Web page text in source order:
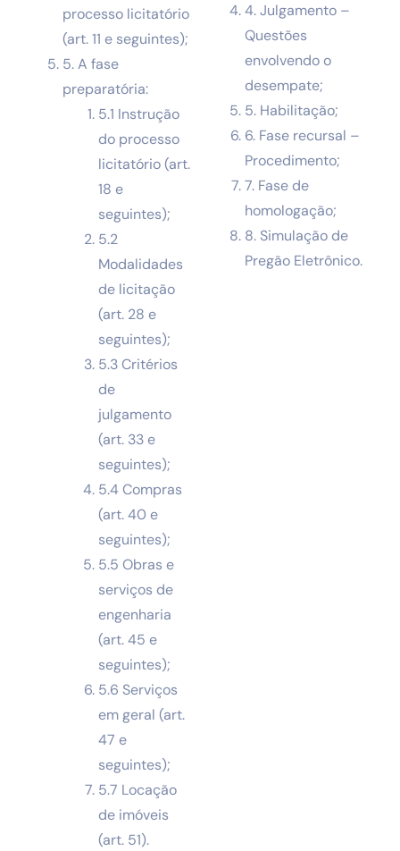
processo licitatório
(art. 11 e seguintes);
5. A fase
preparatória:
5.1 Instrução
do processo
licitatório (art.
18 e
seguintes);
5.2
Modalidades
de licitação
(art. 28 e
seguintes);
5.3 Critérios
de
julgamento
(art. 33 e
seguintes);
5.4 Compras
(art. 40 e
seguintes);
5.5 Obras e
serviços de
engenharia
(art. 45 e
seguintes);
5.6 Serviços
em geral (art.
47 e
seguintes);
5.7 Locação
de imóveis
(art. 51).
4. Julgamento –
Questões
envolvendo o
desempate;
5. Habilitação;
6. Fase recursal –
Procedimento;
7. Fase de
homologação;
8. Simulação de
Pregão Eletrônico.